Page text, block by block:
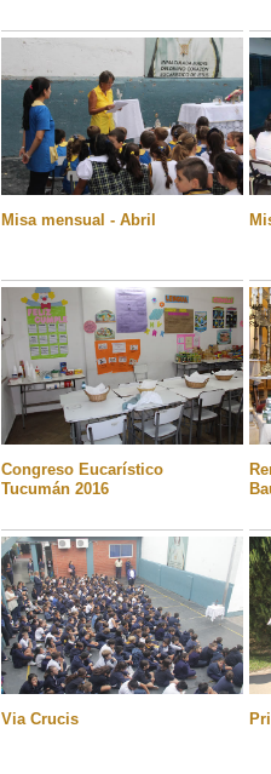
Misa mensual - Abril
Congreso Eucarístico
Tucumán 2016
Via Crucis